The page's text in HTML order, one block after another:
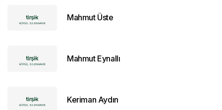
Mahmut Üste
Mahmut Eynallı
Keriman Aydın